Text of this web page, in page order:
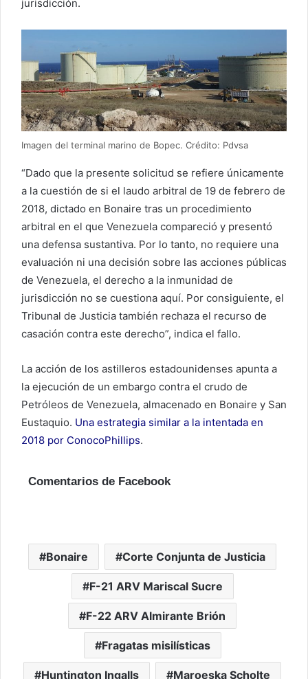
jurisdicción.
Imagen del terminal marino de Bopec. Crédito: Pdvsa
“Dado que la presente solicitud se refiere únicamente
a la cuestión de si el laudo arbitral de 19 de febrero de
2018, dictado en Bonaire tras un procedimiento
arbitral en el que Venezuela compareció y presentó
una defensa sustantiva. Por lo tanto, no requiere una
evaluación ni una decisión sobre las acciones públicas
de Venezuela, el derecho a la inmunidad de
jurisdicción no se cuestiona aquí. Por consiguiente, el
Tribunal de Justicia también rechaza el recurso de
casación contra este derecho”, indica el fallo.
La acción de los astilleros estadounidenses apunta a
la ejecución de un embargo contra el crudo de
Petróleos de Venezuela, almacenado en Bonaire y San
Eustaquio. Una estrategia similar a la intentada en
2018 por ConocoPhillips.
Comentarios de Facebook
Bonaire Corte Conjunta de Justicia
F-21 ARV Mariscal Sucre
F-22 ARV Almirante Brión
Fragatas misilísticas
Huntington Ingalls Maroeska Scholte